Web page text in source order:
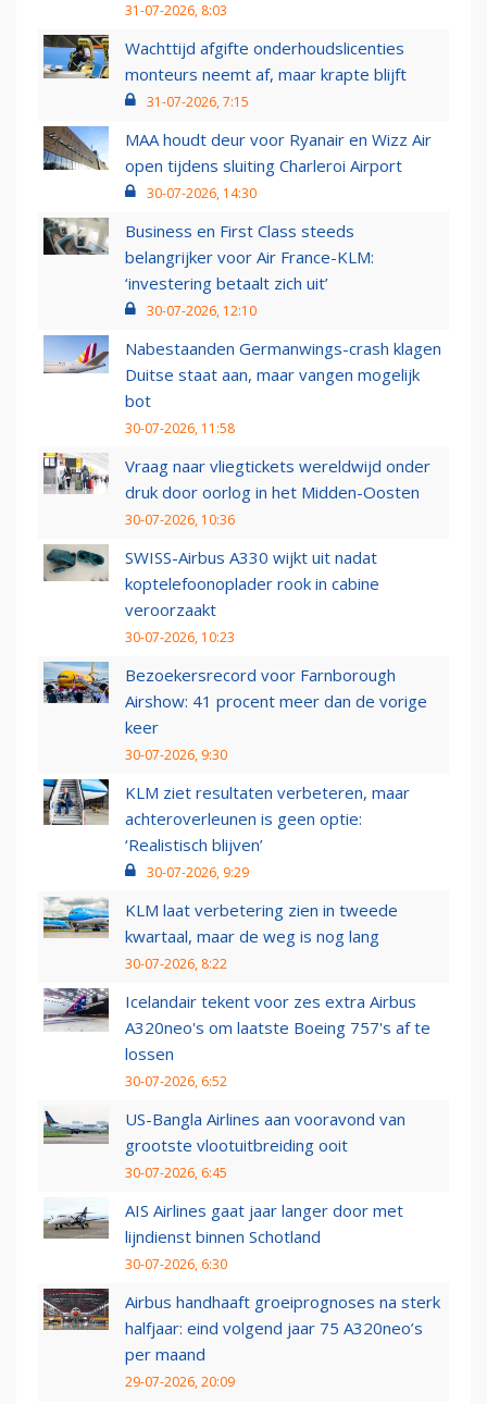
31-07-2026, 8:03
Wachttijd afgifte onderhoudslicenties
monteurs neemt af, maar krapte blijft
31-07-2026, 7:15
MAA houdt deur voor Ryanair en Wizz Air
open tijdens sluiting Charleroi Airport
30-07-2026, 14:30
Business en First Class steeds
belangrijker voor Air France-KLM:
‘investering betaalt zich uit’
30-07-2026, 12:10
Nabestaanden Germanwings-crash klagen
Duitse staat aan, maar vangen mogelijk
bot
30-07-2026, 11:58
Vraag naar vliegtickets wereldwijd onder
druk door oorlog in het Midden-Oosten
30-07-2026, 10:36
SWISS-Airbus A330 wijkt uit nadat
koptelefoonoplader rook in cabine
veroorzaakt
30-07-2026, 10:23
Bezoekersrecord voor Farnborough
Airshow: 41 procent meer dan de vorige
keer
30-07-2026, 9:30
KLM ziet resultaten verbeteren, maar
achteroverleunen is geen optie:
‘Realistisch blijven’
30-07-2026, 9:29
KLM laat verbetering zien in tweede
kwartaal, maar de weg is nog lang
30-07-2026, 8:22
Icelandair tekent voor zes extra Airbus
A320neo's om laatste Boeing 757's af te
lossen
30-07-2026, 6:52
US-Bangla Airlines aan vooravond van
grootste vlootuitbreiding ooit
30-07-2026, 6:45
AIS Airlines gaat jaar langer door met
lijndienst binnen Schotland
30-07-2026, 6:30
Airbus handhaaft groeiprognoses na sterk
halfjaar: eind volgend jaar 75 A320neo’s
per maand
29-07-2026, 20:09